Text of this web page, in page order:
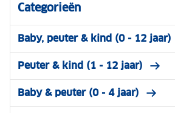
Categorieën
Baby, peuter & kind (0 - 12 jaar)
Peuter & kind (1 - 12 jaar)
Baby & peuter (0 - 4 jaar)